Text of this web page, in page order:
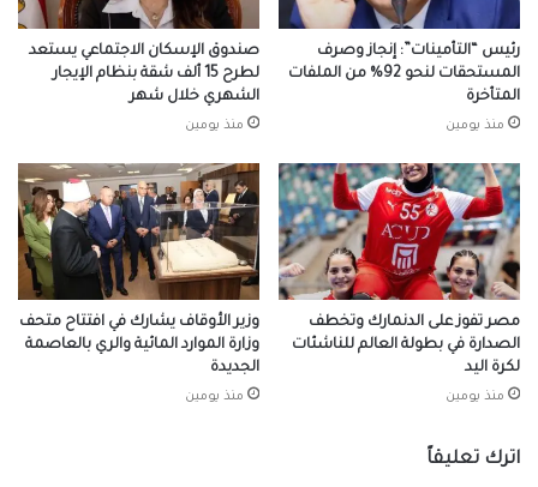
رئيس “التأمينات”: إنجاز وصرف
المستحقات لنحو 92% من الملفات
المتأخرة
منذ يومين
صندوق الإسكان الاجتماعي يستعد
لطرح 15 ألف شقة بنظام الإيجار
الشهري خلال شهر
منذ يومين
مصر تفوز على الدنمارك وتخطف
الصدارة في بطولة العالم للناشئات
لكرة اليد
منذ يومين
وزير الأوقاف يشارك في افتتاح متحف
وزارة الموارد المائية والري بالعاصمة
الجديدة
منذ يومين
اترك تعليقاً